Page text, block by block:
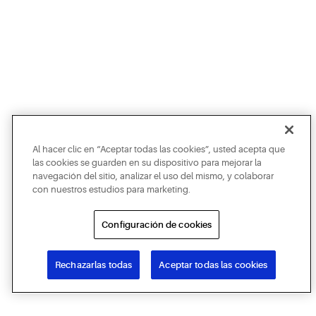
Al hacer clic en “Aceptar todas las cookies”, usted acepta que
las cookies se guarden en su dispositivo para mejorar la
navegación del sitio, analizar el uso del mismo, y colaborar
con nuestros estudios para marketing.
Configuración de cookies
Rechazarlas todas Aceptar todas las cookies